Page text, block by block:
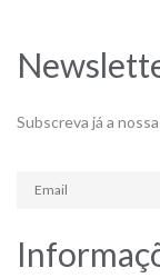
Subscreva já a